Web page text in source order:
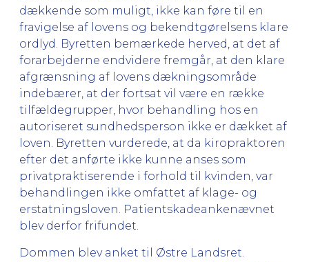
dækkende som muligt, ikke kan føre til en
fravigelse af lovens og bekendtgørelsens klare
ordlyd. Byretten bemærkede herved, at det af
forarbejderne endvidere fremgår, at den klare
afgrænsning af lovens dækningsområde
indebærer, at der fortsat vil være en række
tilfældegrupper, hvor behandling hos en
autoriseret sundhedsperson ikke er dækket af
loven. Byretten vurderede, at da kiropraktoren
efter det anførte ikke kunne anses som
privatpraktiserende i forhold til kvinden, var
behandlingen ikke omfattet af klage- og
erstatningsloven. Patientskadeankenævnet
blev derfor frifundet.
Dommen blev anket til Østre Landsret.